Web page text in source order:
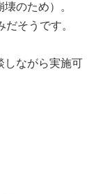
のため）。
そうです。
しながら実施可